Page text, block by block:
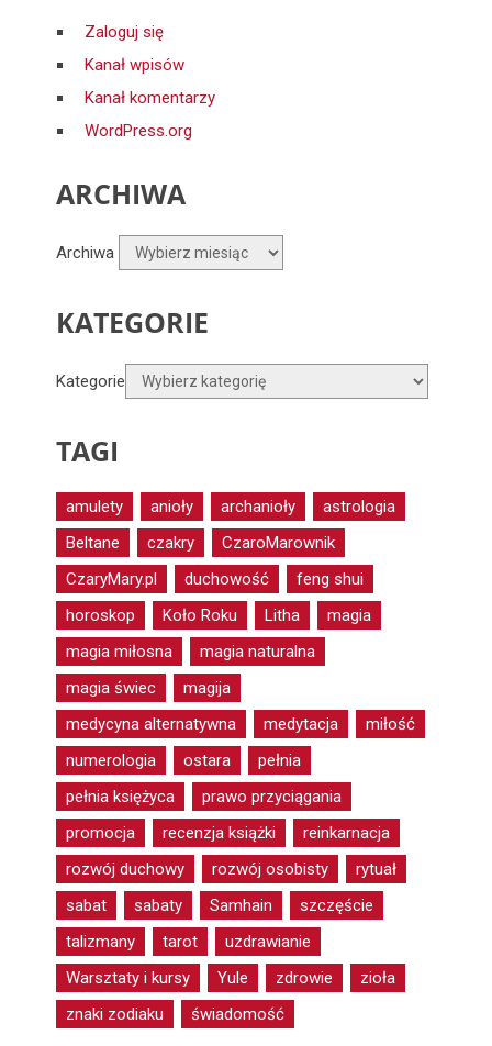
Zaloguj się
Kanał wpisów
Kanał komentarzy
WordPress.org
ARCHIWA
Archiwa
KATEGORIE
Kategorie
TAGI
amulety anioły archanioły
astrologia
Beltane
czakry
CzaroMarownik
CzaryMary.pl
duchowość
feng shui
horoskop
Koło Roku Litha
magia
magia miłosna
magia naturalna
magia świec
magija
medycyna alternatywna
medytacja
miłość
numerologia
ostara
pełnia
pełnia księżyca
prawo przyciągania
promocja
recenzja książki
reinkarnacja
rozwój duchowy
rozwój osobisty
rytuał
sabat
sabaty Samhain
szczęście
talizmany
tarot
uzdrawianie
Warsztaty i kursy
Yule zdrowie
zioła
znaki zodiaku
świadomość